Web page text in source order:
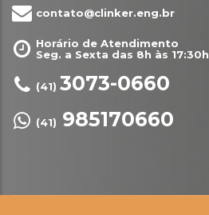
contato@clinker.eng.br
Horário de Atendimento
Seg. a Sexta das 8h às 17:30h
(41) 3073-0660
(41) 985170660